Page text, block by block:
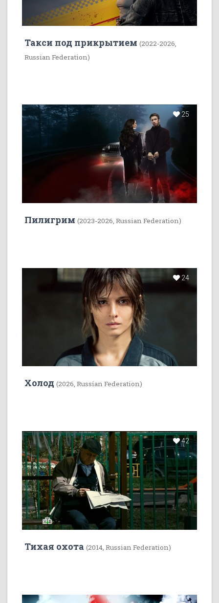
Такси под прикрытием (2022-2026,
Russian Federation)
25
Пилигрим (2023-2026, Russian Federation)
24
Холод (2026, Russian Federation)
42
Тихая охота (2014, Russian Federation)